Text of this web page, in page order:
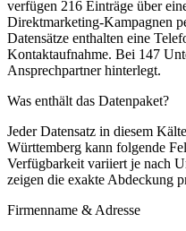
verfügen 216 Einträge über
Direktmarketing-Kampagnen
Datensätze enthalten eine
Kontaktaufnahme. Bei 147
Ansprechpartner hinterlegt.
Was enthält das Datenpaket?
Jeder Datensatz in diesem
Württemberg kann folgende
Verfügbarkeit variiert je nach
zeigen die exakte Abdeckung
Firmenname & Adresse